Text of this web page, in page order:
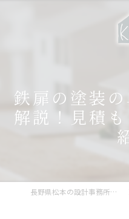
鉄扉の塗装
解説！見積
長野県松本の設計事務所なら株式会社河瀬建築研究室 ks-labo